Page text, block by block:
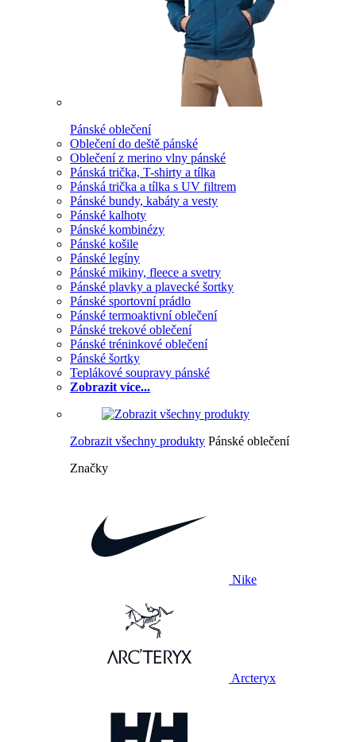
Pánské oblečení
Oblečení do deště pánské
Oblečení z merino vlny pánské
Pánská trička, T-shirty a tílka
Pánská trička a tílka s UV filtrem
Pánské bundy, kabáty a vesty
Pánské kalhoty
Pánské kombinézy
Pánské košile
Pánské legíny
Pánské mikiny, fleece a svetry
Pánské plavky a plavecké šortky
Pánské sportovní prádlo
Pánské termoaktivní oblečení
Pánské trekové oblečení
Pánské tréninkové oblečení
Pánské šortky
Teplákové soupravy pánské
Zobrazit více...
Zobrazit všechny produkty Pánské oblečení
Značky
Nike
Arcteryx